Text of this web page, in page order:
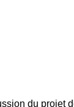
du projet